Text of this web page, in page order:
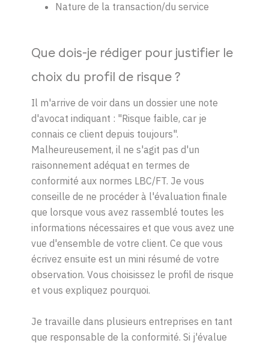
Nature de la transaction/du service
Que dois-je rédiger pour justifier le
choix du profil de risque ?
Il m'arrive de voir dans un dossier une note
d'avocat indiquant : "Risque faible, car je
connais ce client depuis toujours".
Malheureusement, il ne s'agit pas d'un
raisonnement adéquat en termes de
conformité aux normes LBC/FT. Je vous
conseille de ne procéder à l'évaluation finale
que lorsque vous avez rassemblé toutes les
informations nécessaires et que vous avez une
vue d'ensemble de votre client. Ce que vous
écrivez ensuite est un mini résumé de votre
observation. Vous choisissez le profil de risque
et vous expliquez pourquoi.
Je travaille dans plusieurs entreprises en tant
que responsable de la conformité. Si j'évalue